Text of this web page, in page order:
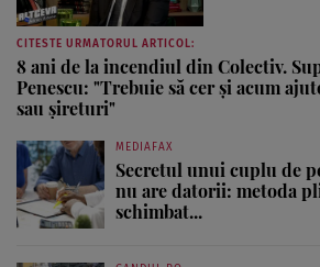
CITESTE URMATORUL ARTICOL:
8 ani de la incendiul din Colectiv.
Penescu: "Trebuie să cer și acum
sau șireturi"
MEDIAFAX
Secretul unui cuplu de
nu are datorii: metoda
schimbat...